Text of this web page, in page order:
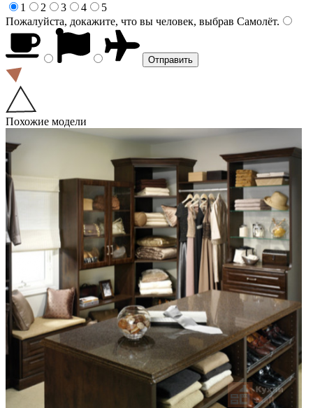
1
2 3 4
5
Пожалуйста, докажите, что вы человек, выбрав Самолёт.
Похожие модели